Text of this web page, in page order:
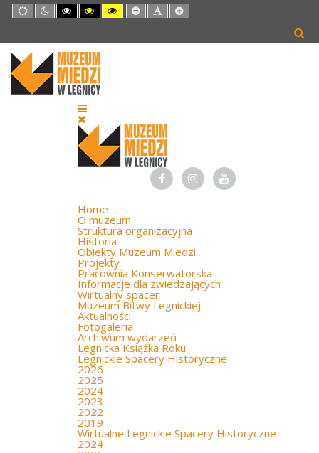
Default
mode
Night
mode
High
Contrast
mode
High
Contrast
mode
High
Contrast
mode
Set
Smaller
Set
Default
Set
Larger
Home
O muzeum
Struktura organizacyjna
Historia
Obiekty Muzeum Miedzi
Projekty
Pracownia Konserwatorska
Informacje dla zwiedzających
Wirtualny spacer
Muzeum Bitwy Legnickiej
Aktualności
Fotogaleria
Archiwum wydarzeń
Legnicka Książka Roku
Legnickie Spacery Historyczne
2026
2025
2024
2023
2022
2019
Wirtualne Legnickie Spacery Historyczne
2024